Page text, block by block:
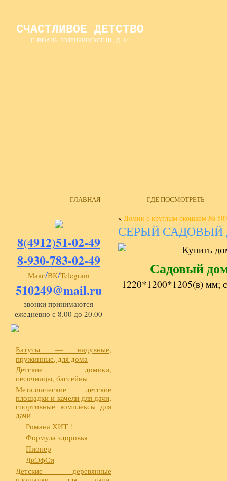
СЧАСТЛИВОЕ ДЕТСТВО
Г. РЯЗАНЬ, ГОЛЕНЧИНСКОЕ Ш., Д. 14
ГЛАВНАЯ ГДЕ ПОСМОТРЕТЬ
8(4912)51-02-49
8-930-783-02-49
Макс/ВК/Telegram
510249@mail.ru
звонки принимаются
ежедневно с 8.00 до 20.00
Батуты — надувные,
пружинные, для дома
Детские домики,
песочницы, бассейны
Металлические детские
площадки и качели для дачи,
спортивные комплексы для
дачи
Романа ХИТ !
Формула здоровья
Пионер
ДиЭфСи
Детские деревянные
« Домик с круглым окошком №
СЕРЫЙ САДОВЫЙ
Садовый
1220*1200*1205(в) мм;